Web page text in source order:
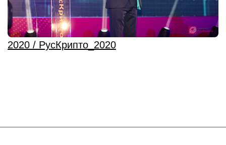
2020 / РусКрипто_2020